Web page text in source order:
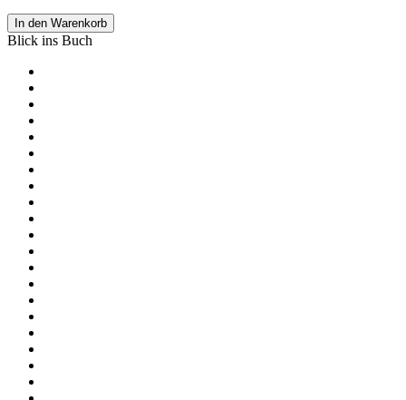
In den Warenkorb
Blick ins Buch